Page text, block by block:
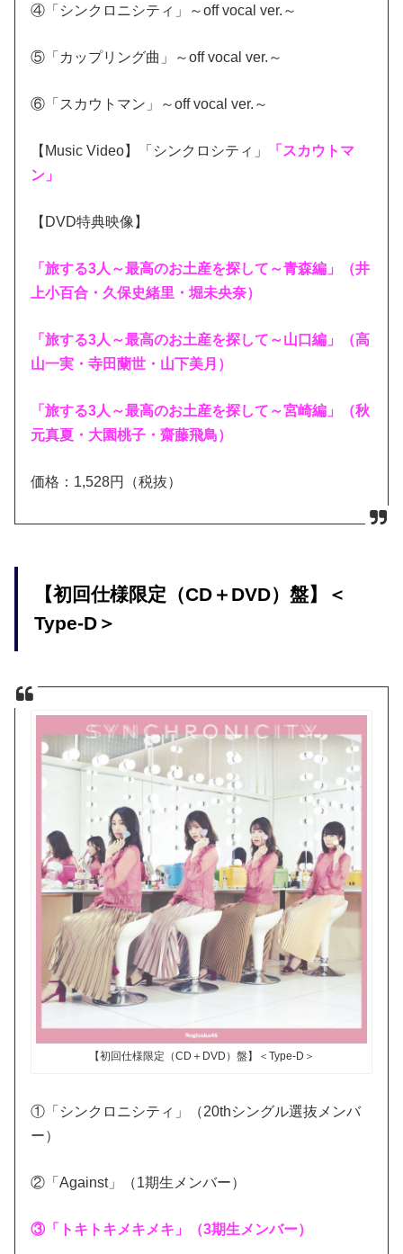
④「シンクロニシティ」～off vocal ver.～
⑤「カップリング曲」～off vocal ver.～
⑥「スカウトマン」～off vocal ver.～
【Music Video】「シンクロシティ」
「スカウトマ
ン」
【DVD特典映像】
「旅する3人～最高のお土産を探して～青森編」（井
上小百合・久保史緒里・堀未央奈）
「旅する3人～最高のお土産を探して～山口編」（高
山一実・寺田蘭世・山下美月）
「旅する3人～最高のお土産を探して～宮崎編」（秋
元真夏・大園桃子・齋藤飛鳥）
価格：1,528円（税抜）
【初回仕様限定（CD＋DVD）盤】＜
Type-D＞
【初回仕様限定（CD＋DVD）盤】＜Type-D＞
①「シンクロニシティ」（20thシングル選抜メンバ
ー）
②「Against」（1期生メンバー）
③「トキトキメキメキ」（3期生メンバー）